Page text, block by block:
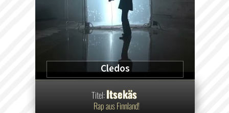
Cledos
Titel:Itsekäs
Rap aus Finnland!